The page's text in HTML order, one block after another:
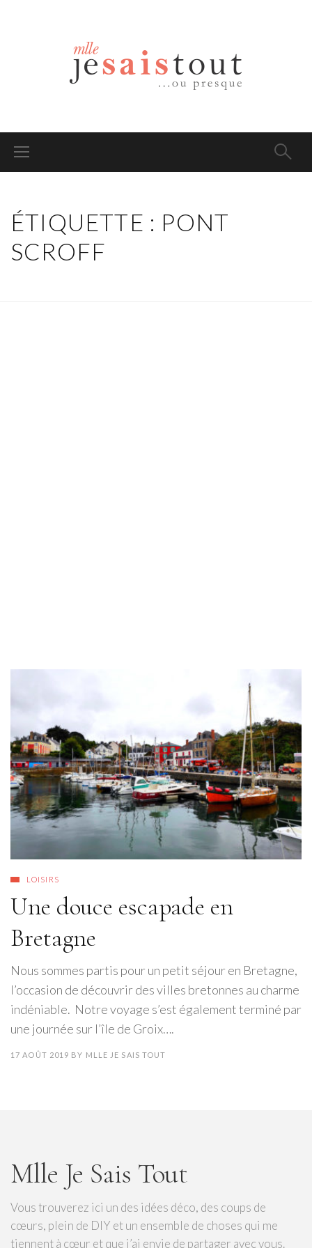
ÉTIQUETTE : PONT
SCROFF
LOISIRS
Une douce escapade en
Bretagne
Nous sommes partis pour un petit séjour en Bretagne,
l’occasion de découvrir des villes bretonnes au charme
indéniable. Notre voyage s’est également terminé par
une journée sur l’île de Groix….
17 AOÛT 2019 BY MLLE JE SAIS TOUT
Mlle Je Sais Tout
Vous trouverez ici un des idées déco, des coups de
cœurs, plein de DIY et un ensemble de choses qui me
tiennent à cœur et que j’ai envie de partager avec vous.